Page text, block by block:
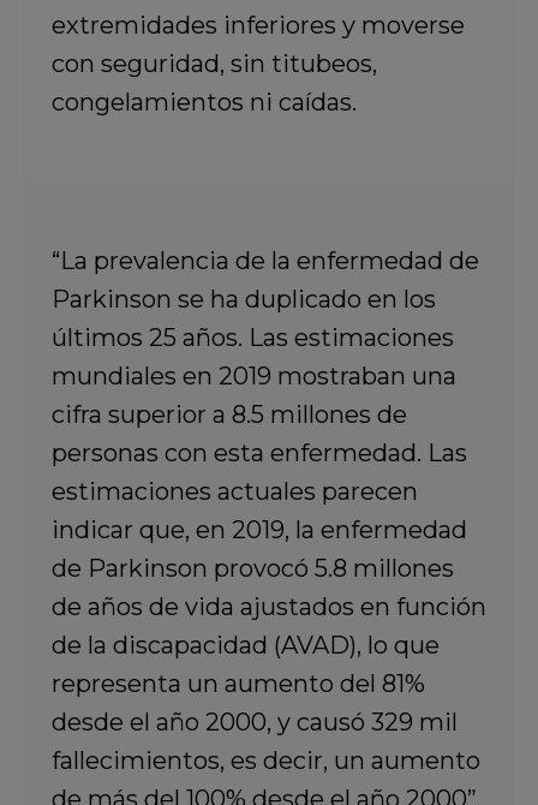
extremidades inferiores y moverse
con seguridad, sin titubeos,
congelamientos ni caídas.
“La prevalencia de la enfermedad de
Parkinson se ha duplicado en los
últimos 25 años. Las estimaciones
mundiales en 2019 mostraban una
cifra superior a 8.5 millones de
personas con esta enfermedad. Las
estimaciones actuales parecen
indicar que, en 2019, la enfermedad
de Parkinson provocó 5.8 millones
de años de vida ajustados en función
de la discapacidad (AVAD), lo que
representa un aumento del 81%
desde el año 2000, y causó 329 mil
fallecimientos, es decir, un aumento
de más del 100% desde el año 2000”.